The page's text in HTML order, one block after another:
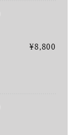
¥8,800